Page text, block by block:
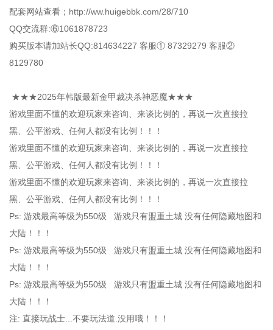
配套网站查看；http://ww.huigebbk.com/28/710
QQ交流群:⑥1061878723
购买版本请加站长QQ:814634227 客服① 87329279 客服②
8129780
★★★2025年韩版最新金甲裁决杀神恶魔★★★
游戏里面不懂的欢迎玩家来咨询、来谈比例的，再说一次直接拉
黑、公平游戏、任何人都没有比例！！！
游戏里面不懂的欢迎玩家来咨询、来谈比例的，再说一次直接拉
黑、公平游戏、任何人都没有比例！！！
游戏里面不懂的欢迎玩家来咨询、来谈比例的，再说一次直接拉
黑、公平游戏、任何人都没有比例！！！
Ps: 游戏最高等级为550级 游戏只有盟重土城 没有任何隐藏地图和
大陆！！！
Ps: 游戏最高等级为550级 游戏只有盟重土城 没有任何隐藏地图和
大陆！！！
Ps: 游戏最高等级为550级 游戏只有盟重土城 没有任何隐藏地图和
大陆！！！
注: 直接玩战士...不要玩法道.没用哦！！！